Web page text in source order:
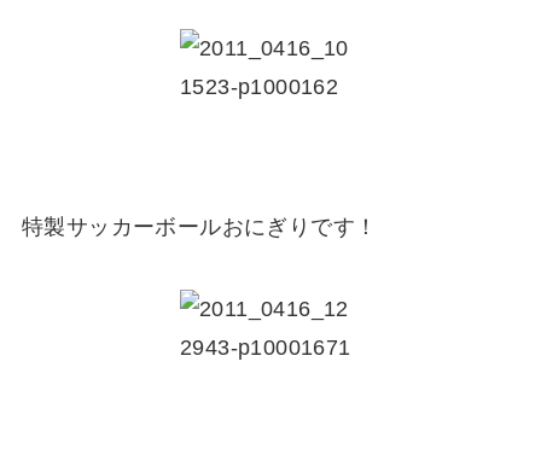
特製サッカーボールおにぎりです！